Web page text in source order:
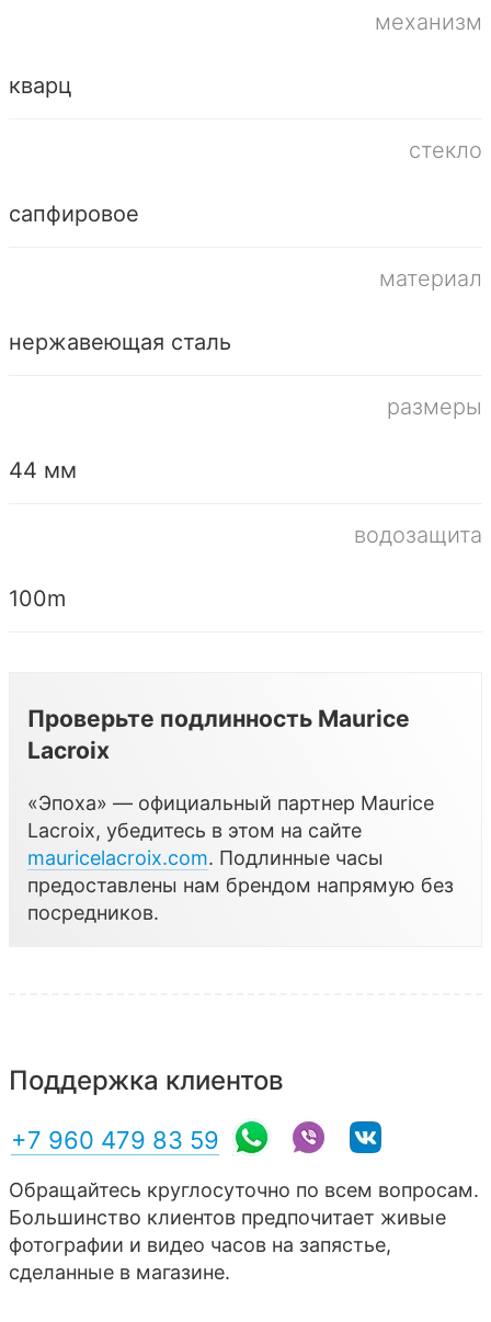
механизм
кварц
стекло
сапфировое
материал
нержавеющая сталь
размеры
44 мм
водозащита
100m
Проверьте подлинность Maurice
Lacroix
«Эпоха» — официальный партнер Maurice
Lacroix, убедитесь в этом на сайте
mauricelacroix.com. Подлинные часы
предоставлены нам брендом напрямую без
посредников.
Поддержка клиентов
+7 960 479 83 59
Обращайтесь круглосуточно по всем вопросам.
Большинство клиентов предпочитает живые
фотографии и видео часов на запястье,
сделанные в магазине.